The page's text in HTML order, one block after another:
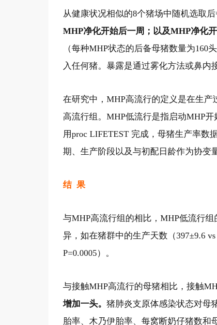
从健康状况相似的8个猪场中随机选取
MHP净化开始后一周；以及MHP净化
（每种MHP状态的后备母猪数量为
入任何猪。暴露是通过雾化方法或鼻内
在研究中，MHP高流行的定义是在生
高流行组。MHP低流行是指启动MHP
用proc LIFETEST 完成，母猪生产率
期、生产阶段以及与初配日龄作为协变
结 果
与MHP高流行组的相比，MHP低流行
异，如在猪群中的生产天数（397±9.6
P=0.0005）。
与接触MHP高流行的母猪相比，接触
增加一头。 猪肺炎支原体感染状态对母
胎率、木乃伊胎率、每窝断奶仔猪数和